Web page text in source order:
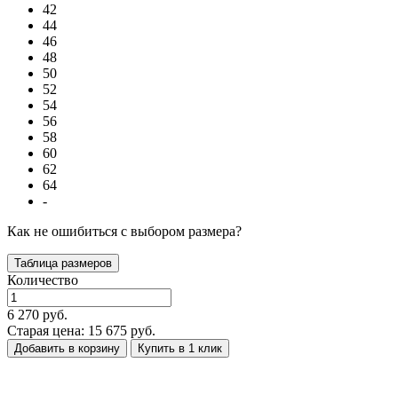
42
44
46
48
50
52
54
56
58
60
62
64
-
Как не ошибиться с выбором размера?
Таблица размеров
Количество
6 270 руб.
Старая цена: 15 675 руб.
Добавить в корзину Купить в 1 клик